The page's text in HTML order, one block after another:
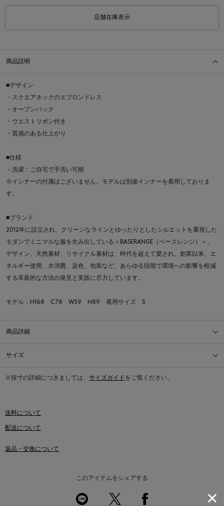
店舗在庫表示
商品説明
■デザイン
・スクエアネックのエプロンドレス
・オープンバック
・ウエストリボン付き
・質感のある仕上がり
■仕様
・洗濯：ご自宅で手洗い可能
※インナーの付属はございません。モデルは別途インナーを着用しておりま
す。
■ブランド
2012年に設立され、クリーンなラインとゆったりとしたシルエットを重視した
モダンでミニマルな服を生み出している＜BASERANGE（ベースレンジ）＞。
デザイン、天然素材、リサイクル素材は、時代を超えて愛され、創業以来、エ
ネルギー使用、水消費、染色、包装など、あらゆる段階で環境への影響を軽減
する革新的な方法の発見と実践に尽力しています。
モデル：H168 C78 W59 H89 着用サイズ S
商品詳細
サイズ
※採寸の詳細につきましては、 サイズガイドをご覧ください。
送料について
配送について
返品・交換について
このアイテムをシェアする